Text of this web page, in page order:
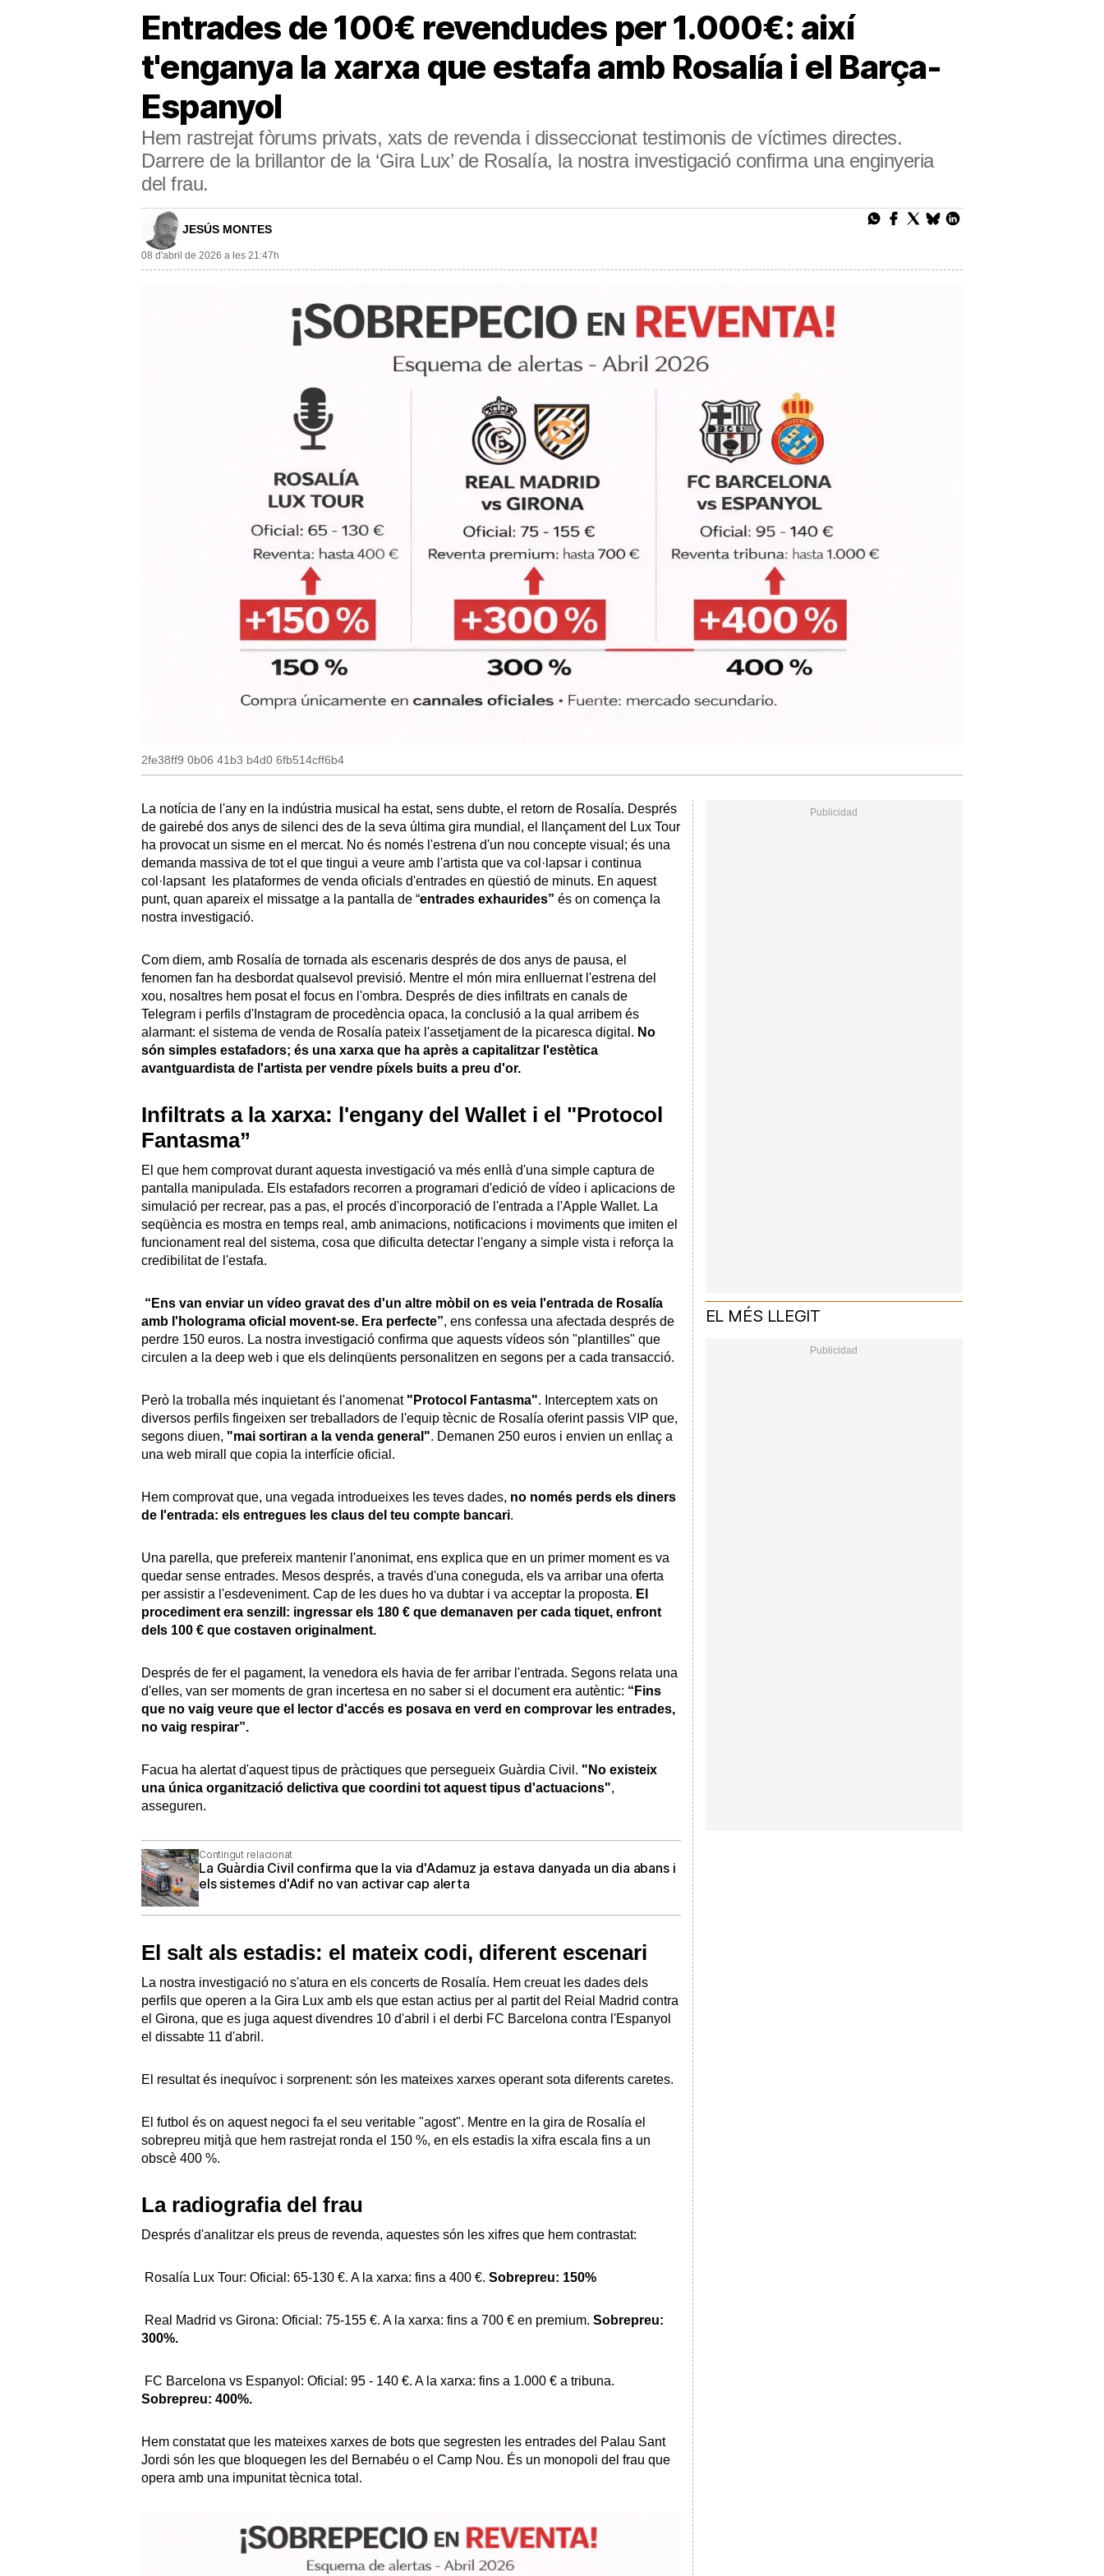
Entrades de 100€ revendudes per 1.000€: així
t'enganya la xarxa que estafa amb Rosalía i el Barça-
Espanyol
Hem rastrejat fòrums privats, xats de revenda i disseccionat testimonis de víctimes directes.
Darrere de la brillantor de la ‘Gira Lux’ de Rosalía, la nostra investigació confirma una enginyeria
del frau.
JESÚS MONTES
08 d'abril de 2026 a les 21:47h
2fe38ff9 0b06 41b3 b4d0 6fb514cff6b4
La notícia de l'any en la indústria musical ha estat, sens dubte, el retorn de Rosalía. Després
de gairebé dos anys de silenci des de la seva última gira mundial, el llançament del Lux Tour
ha provocat un sisme en el mercat. No és només l'estrena d'un nou concepte visual; és una
demanda massiva de tot el que tingui a veure amb l'artista que va col·lapsar i continua
col·lapsant les plataformes de venda oficials d'entrades en qüestió de minuts. En aquest
punt, quan apareix el missatge a la pantalla de “entrades exhaurides” és on comença la
nostra investigació.
Com diem, amb Rosalía de tornada als escenaris després de dos anys de pausa, el
fenomen fan ha desbordat qualsevol previsió. Mentre el món mira enlluernat l'estrena del
xou, nosaltres hem posat el focus en l'ombra. Després de dies infiltrats en canals de
Telegram i perfils d'Instagram de procedència opaca, la conclusió a la qual arribem és
alarmant: el sistema de venda de Rosalía pateix l'assetjament de la picaresca digital. No
són simples estafadors; és una xarxa que ha après a capitalitzar l'estètica
avantguardista de l'artista per vendre píxels buits a preu d'or.
Infiltrats a la xarxa: l'engany del Wallet i el "Protocol
Fantasma”
El que hem comprovat durant aquesta investigació va més enllà d'una simple captura de
pantalla manipulada. Els estafadors recorren a programari d'edició de vídeo i aplicacions de
simulació per recrear, pas a pas, el procés d'incorporació de l'entrada a l'Apple Wallet. La
seqüència es mostra en temps real, amb animacions, notificacions i moviments que imiten el
funcionament real del sistema, cosa que dificulta detectar l'engany a simple vista i reforça la
credibilitat de l'estafa.
“Ens van enviar un vídeo gravat des d'un altre mòbil on es veia l'entrada de Rosalía
amb l'holograma oficial movent-se. Era perfecte”, ens confessa una afectada després de
perdre 150 euros. La nostra investigació confirma que aquests vídeos són "plantilles" que
circulen a la deep web i que els delinqüents personalitzen en segons per a cada transacció.
Però la troballa més inquietant és l'anomenat "Protocol Fantasma". Interceptem xats on
diversos perfils fingeixen ser treballadors de l'equip tècnic de Rosalía oferint passis VIP que,
segons diuen, "mai sortiran a la venda general". Demanen 250 euros i envien un enllaç a
una web mirall que copia la interfície oficial.
Hem comprovat que, una vegada introdueixes les teves dades, no només perds els diners
de l'entrada: els entregues les claus del teu compte bancari.
Una parella, que prefereix mantenir l'anonimat, ens explica que en un primer moment es va
quedar sense entrades. Mesos després, a través d'una coneguda, els va arribar una oferta
per assistir a l'esdeveniment. Cap de les dues ho va dubtar i va acceptar la proposta. El
procediment era senzill: ingressar els 180 € que demanaven per cada tiquet, enfront
dels 100 € que costaven originalment.
Després de fer el pagament, la venedora els havia de fer arribar l'entrada. Segons relata una
d'elles, van ser moments de gran incertesa en no saber si el document era autèntic: “Fins
que no vaig veure que el lector d'accés es posava en verd en comprovar les entrades,
no vaig respirar”.
Facua ha alertat d'aquest tipus de pràctiques que persegueix Guàrdia Civil. "No existeix
una única organització delictiva que coordini tot aquest tipus d'actuacions",
asseguren.
Contingut relacionat
La Guàrdia Civil confirma que la via d'Adamuz ja estava danyada un dia abans i
els sistemes d'Adif no van activar cap alerta
El salt als estadis: el mateix codi, diferent escenari
La nostra investigació no s'atura en els concerts de Rosalía. Hem creuat les dades dels
perfils que operen a la Gira Lux amb els que estan actius per al partit del Reial Madrid contra
el Girona, que es juga aquest divendres 10 d'abril i el derbi FC Barcelona contra l'Espanyol
el dissabte 11 d'abril.
El resultat és inequívoc i sorprenent: són les mateixes xarxes operant sota diferents caretes.
El futbol és on aquest negoci fa el seu veritable "agost". Mentre en la gira de Rosalía el
sobrepreu mitjà que hem rastrejat ronda el 150 %, en els estadis la xifra escala fins a un
obscè 400 %.
La radiografia del frau
Després d'analitzar els preus de revenda, aquestes són les xifres que hem contrastat:
Rosalía Lux Tour: Oficial: 65-130 €. A la xarxa: fins a 400 €. Sobrepreu: 150%
Real Madrid vs Girona: Oficial: 75-155 €. A la xarxa: fins a 700 € en premium. Sobrepreu:
300%.
FC Barcelona vs Espanyol: Oficial: 95 - 140 €. A la xarxa: fins a 1.000 € a tribuna.
Sobrepreu: 400%.
Hem constatat que les mateixes xarxes de bots que segresten les entrades del Palau Sant
Jordi són les que bloquegen les del Bernabéu o el Camp Nou. És un monopoli del frau que
opera amb una impunitat tècnica total.
EL MÉS LLEGIT